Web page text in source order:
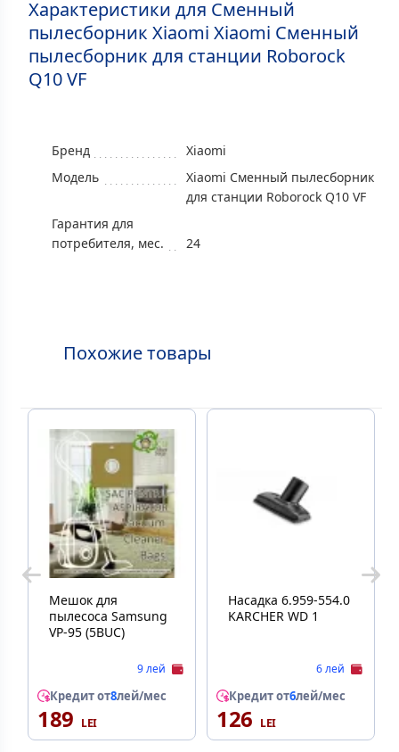
Характеристики для Сменный
пылесборник Xiaomi Xiaomi Сменный
пылесборник для станции Roborock
Q10 VF
Бренд
Xiaomi
Модель
Xiaomi Сменный пылесборник
для станции Roborock Q10 VF
Гарантия для
потребителя, мес.
24
Похожие товары
Мешок для
пылесоса Samsung
VP-95 (5BUC)
9 лей
Кредит от8лей/мес
189
Насадка 6.959-554.0
KARCHER WD 1
6 лей
Кредит от6лей/мес
126